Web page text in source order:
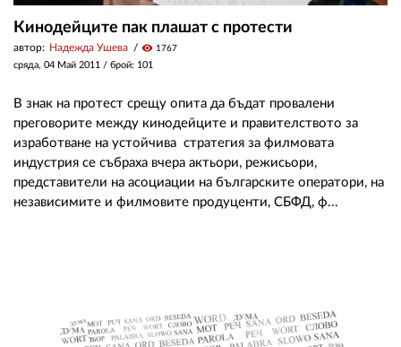
Кинодейците пак плашат с протести
автор: Надежда Ушева visibility 1767
сряда, 04 Май 2011 / брой: 101
В знак на протест срещу опита да бъдат провалени
преговорите между кинодейците и правителството за
изработване на устойчива стратегия за филмовата
индустрия се събраха вчера актьори, режисьори,
представители на асоциации на българските оператори, на
независимите и филмовите продуценти, СБФД, ф...